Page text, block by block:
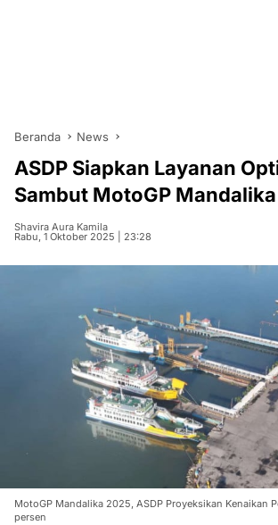
Beranda News
ASDP Siapkan Layanan
Sambut MotoGP
Shavira Aura Kamila
Rabu, 1 Oktober 2025 | 23:28
MotoGP Mandalika 2025, ASDP Proyeksikan Kenaikan
persen